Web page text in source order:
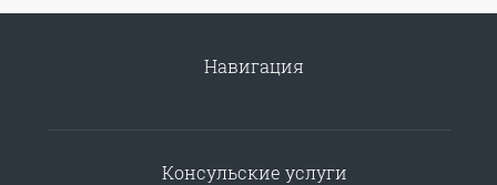
Навигация
Консульские услуги